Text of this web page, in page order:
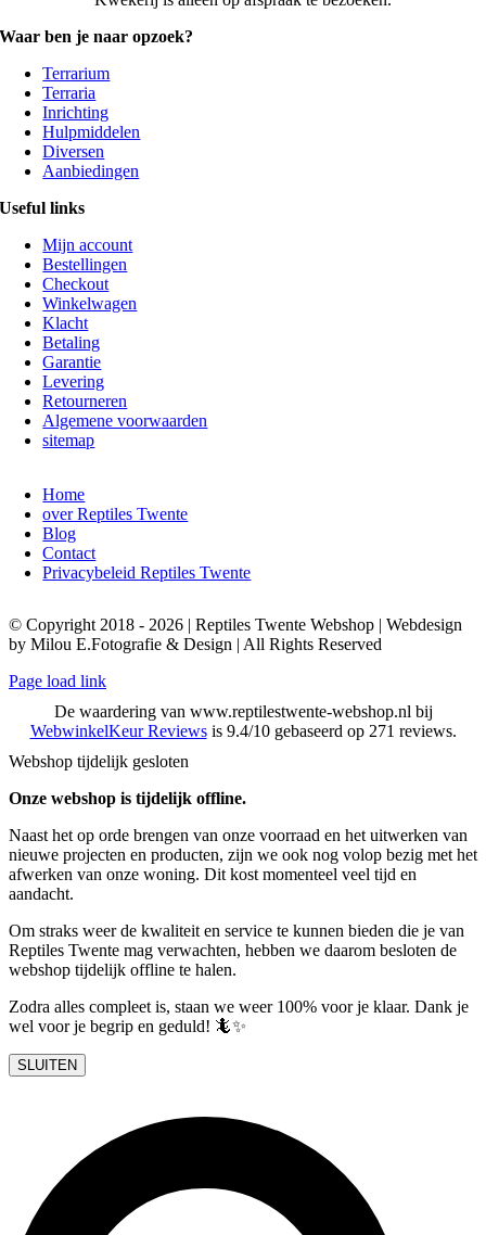
Waar ben je naar opzoek?
Terrarium
Terraria
Inrichting
Hulpmiddelen
Diversen
Aanbiedingen
Useful links
Mijn account
Bestellingen
Checkout
Winkelwagen
Klacht
Betaling
Garantie
Levering
Retourneren
Algemene voorwaarden
sitemap
Home
over Reptiles Twente
Blog
Contact
Privacybeleid Reptiles Twente
© Copyright 2018 - 2026 | Reptiles Twente Webshop | Webdesign
by Milou E.Fotografie & Design | All Rights Reserved
Page load link
De waardering van www.reptilestwente-webshop.nl bij
WebwinkelKeur Reviewsis 9.4/10 gebaseerd op 271 reviews.
Webshop tijdelijk gesloten
Onze webshop is tijdelijk offline.
Naast het op orde brengen van onze voorraad en het uitwerken van
nieuwe projecten en producten, zijn we ook nog volop bezig met het
afwerken van onze woning. Dit kost momenteel veel tijd en
aandacht.
Om straks weer de kwaliteit en service te kunnen bieden die je van
Reptiles Twente mag verwachten, hebben we daarom besloten de
webshop tijdelijk offline te halen.
Zodra alles compleet is, staan we weer 100% voor je klaar. Dank je
wel voor je begrip en geduld! 🦎✨
SLUITEN